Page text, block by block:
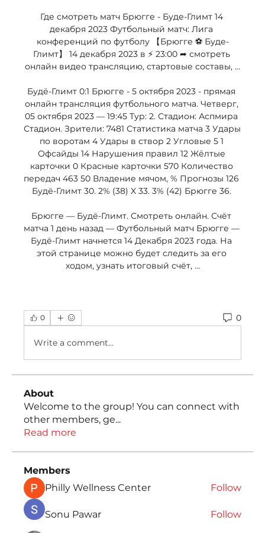
Где смотреть матч Брюгге - Буде-Глимт 14
декабря 2023 Футбольный матч: Лига
конференций по футболу 【Брюгге ⚽ Буде-
Глимт】 14 декабря 2023 в ⚡ 23:00 ➦ смотреть
онлайн видео трансляцию, стартовые составы, ...
Будё-Глимт 0:1 Брюгге - 5 октября 2023 - прямая
онлайн трансляция футбольного матча. Четверг,
05 октября 2023 — 19:45 Тур: 2. Стадион: Аспмира
Стадион. Зрители: 7481 Статистика матча 3 Удары
по воротам 4 Удары в створ 2 Угловые 5 1
Офсайды 14 Нарушения правил 12 Жёлтые
карточки 0 Красные карточки 570 Количество
передач 463 50 Владение мячом, % Прогнозы 126
Будё-Глимт 30. 2% (38) X 33. 3% (42) Брюгге 36.
Брюгге — Будё-Глимт. Смотреть онлайн. Счёт
матча 1 день назад — Футбольный матч Брюгге —
Будё-Глимт начнется 14 Декабря 2023 года. На
этой странице можно будет следить за его
ходом, узнать итоговый счёт, ...
0 0
Write a comment...
About
Welcome to the group! You can connect with
other members, ge...
Read more
Members
Philly Wellness Center
Follow
Sonu Pawar Follow